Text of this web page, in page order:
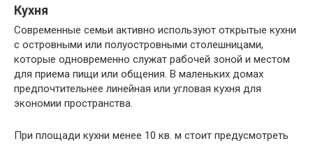
Кухня
Современные семьи активно используют открытые кухни
с островными или полуостровными столешницами,
которые одновременно служат рабочей зоной и местом
для приема пищи или общения. В маленьких домах
предпочтительнее линейная или угловая кухня для
экономии пространства.
При площади кухни менее 10 кв. м стоит предусмотреть